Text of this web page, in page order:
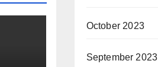
October 2023
September 2023